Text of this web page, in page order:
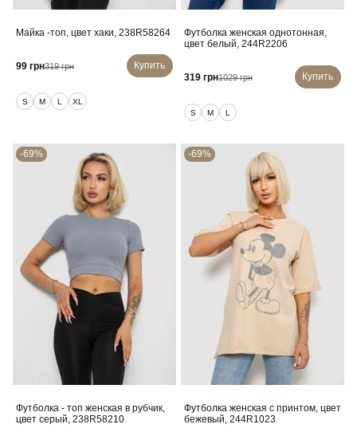
Майка -топ, цвет хаки, 238R58264
99 грн319 грн Купить
S M L XL
Футболка женская однотонная,
цвет белый, 244R2206
319 грн1029 грн Купить
S M L
-69%
Футболка - топ женская в рубчик,
цвет серый, 238R58210
-69%
Футболка женская с принтом, цвет
бежевый, 244R1023